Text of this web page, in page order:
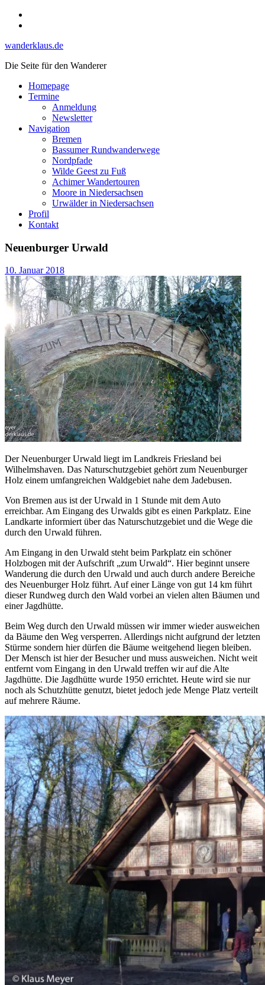
Skip
wanderklaus.de
Die Seite für den Wanderer
Homepage
Termine
Anmeldung
Newsletter
Navigation
Bremen
Bassumer Rundwanderwege
Nordpfade
Wilde Geest zu Fuß
Achimer Wandertouren
Moore in Niedersachsen
Urwälder in Niedersachsen
Profil
Kontakt
Neuenburger Urwald
10. Januar 2018
Der Neuenburger Urwald liegt im Landkreis Friesland bei
Wilhelmshaven. Das Naturschutzgebiet gehört zum Neuenburger
Holz einem umfangreichen Waldgebiet nahe dem Jadebusen.
Von Bremen aus ist der Urwald in 1 Stunde mit dem Auto
erreichbar. Am Eingang des Urwalds gibt es einen Parkplatz. Eine
Landkarte informiert über das Naturschutzgebiet und die Wege die
durch den Urwald führen.
Am Eingang in den Urwald steht beim Parkplatz ein schöner
Holzbogen mit der Aufschrift „zum Urwald“. Hier beginnt unsere
Wanderung die durch den Urwald und auch durch andere Bereiche
des Neuenburger Holz führt. Auf einer Länge von gut 14 km führt
dieser Rundweg durch den Wald vorbei an vielen alten Bäumen und
einer Jagdhütte.
Beim Weg durch den Urwald müssen wir immer wieder ausweichen
da Bäume den Weg versperren. Allerdings nicht aufgrund der letzten
Stürme sondern hier dürfen die Bäume weitgehend liegen bleiben.
Der Mensch ist hier der Besucher und muss ausweichen. Nicht weit
entfernt vom Eingang in den Urwald treffen wir auf die Alte
Jagdhütte. Die Jagdhütte wurde 1950 errichtet. Heute wird sie nur
noch als Schutzhütte genutzt, bietet jedoch jede Menge Platz verteilt
auf mehrere Räume.